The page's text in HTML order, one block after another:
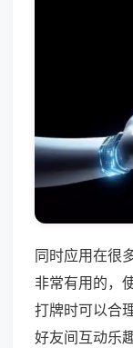
同时应用在很
非常有用的，
打牌时可以合
好友间互动乐趣